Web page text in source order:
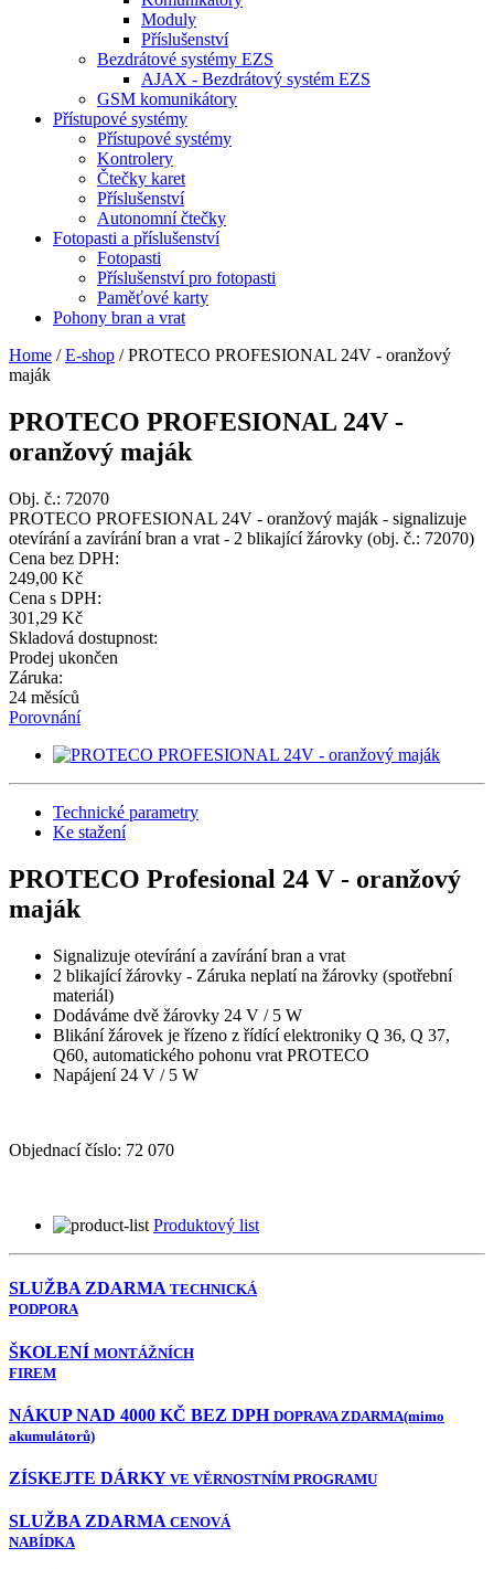
Moduly
Příslušenství
Bezdrátové systémy EZS
AJAX - Bezdrátový systém EZS
GSM komunikátory
Přístupové systémy
Přístupové systémy
Kontrolery
Čtečky karet
Příslušenství
Autonomní čtečky
Fotopasti a příslušenství
Fotopasti
Příslušenství pro fotopasti
Paměťové karty
Pohony bran a vrat
Home / E-shop /PROTECO PROFESIONAL 24V - oranžový
maják
PROTECO PROFESIONAL 24V -
oranžový maják
Obj. č.: 72070
PROTECO PROFESIONAL 24V - oranžový maják - signalizuje
otevírání a zavírání bran a vrat - 2 blikající žárovky (obj. č.: 72070)
Cena bez DPH:
249,00 Kč
Cena s DPH:
301,29 Kč
Skladová dostupnost:
Prodej ukončen
Záruka:
24 měsíců
Porovnání
Technické parametry
Ke stažení
PROTECO Profesional 24 V - oranžový
maják
Signalizuje otevírání a zavírání bran a vrat
2 blikající žárovky - Záruka neplatí na žárovky (spotřební
materiál)
Dodáváme dvě žárovky 24 V / 5 W
Blikání žárovek je řízeno z řídící elektroniky Q 36, Q 37,
Q60, automatického pohonu vrat PROTECO
Napájení 24 V / 5 W
Objednací číslo: 72 070
Produktový list
SLUŽBA ZDARMA TECHNICKÁ
PODPORA
ŠKOLENÍ MONTÁŽNÍCH
FIREM
NÁKUP NAD 4000 KČ BEZ DPH DOPRAVA ZDARMA(mimo
akumulátorů)
ZÍSKEJTE DÁRKY VE VĚRNOSTNÍM PROGRAMU
SLUŽBA ZDARMA CENOVÁ
NABÍDKA